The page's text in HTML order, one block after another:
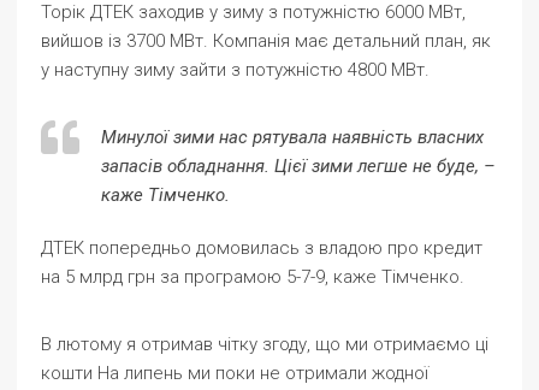
Торік ДТЕК заходив у зиму з потужністю 6000 МВт,
вийшов із 3700 МВт. Компанія має детальний план, як
у наступну зиму зайти з потужністю 4800 МВт.
Минулої зими нас рятувала наявність власних
запасів обладнання. Цієї зими легше не буде, –
каже Тімченко.
ДТЕК попередньо домовилась з владою про кредит
на 5 млрд грн за програмою 5-7-9, каже Тімченко.
В лютому я отримав чітку згоду, що ми отримаємо ці
кошти На липень ми поки не отримали жодної